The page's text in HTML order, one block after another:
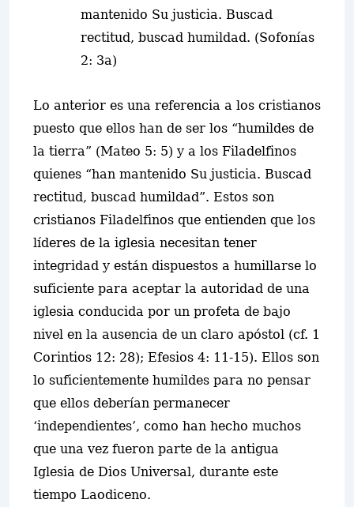
mantenido Su justicia. Buscad
rectitud, buscad humildad. (Sofonías
2: 3a)
Lo anterior es una referencia a los cristianos
puesto que ellos han de ser los “humildes de
la tierra” (Mateo 5: 5) y a los Filadelfinos
quienes “han mantenido Su justicia. Buscad
rectitud, buscad humildad”. Estos son
cristianos Filadelfinos que entienden que los
líderes de la iglesia necesitan tener
integridad y están dispuestos a humillarse lo
suficiente para aceptar la autoridad de una
iglesia conducida por un profeta de bajo
nivel en la ausencia de un claro apóstol (cf. 1
Corintios 12: 28); Efesios 4: 11-15). Ellos son
lo suficientemente humildes para no pensar
que ellos deberían permanecer
‘independientes’, como han hecho muchos
que una vez fueron parte de la antigua
Iglesia de Dios Universal, durante este
tiempo Laodiceno.